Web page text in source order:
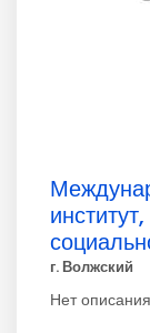
г. Волжский
Нет